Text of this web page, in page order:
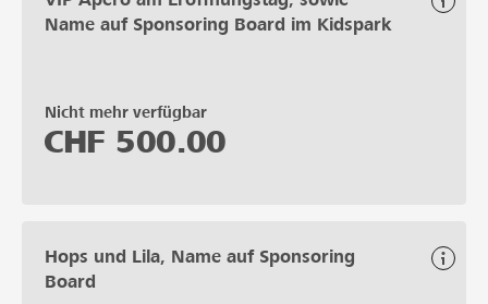
Name auf Sponsoring Board im Kidspark
Nicht mehr verfügbar
CHF 500.00
Hops und Lila, Name auf Sponsoring
Board